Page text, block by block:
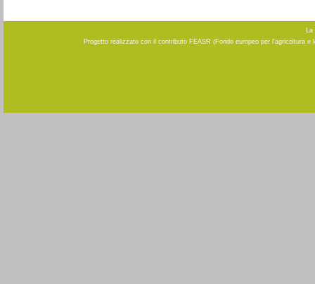
Progetto realizzato con il contributo FEASR (Fondo europeo per l'agricoltura